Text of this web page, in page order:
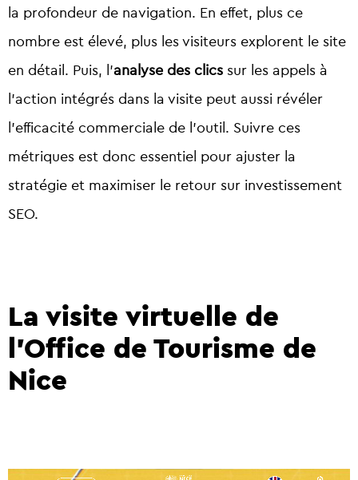
la profondeur de navigation. En effet, plus ce
nombre est élevé, plus les visiteurs explorent le site
en détail. Puis, l’analyse des clics sur les appels à
l’action intégrés dans la visite peut aussi révéler
l’efficacité commerciale de l’outil. Suivre ces
métriques est donc essentiel pour ajuster la
stratégie et maximiser le retour sur investissement
SEO.
La visite virtuelle de
l’Office de Tourisme de
Nice